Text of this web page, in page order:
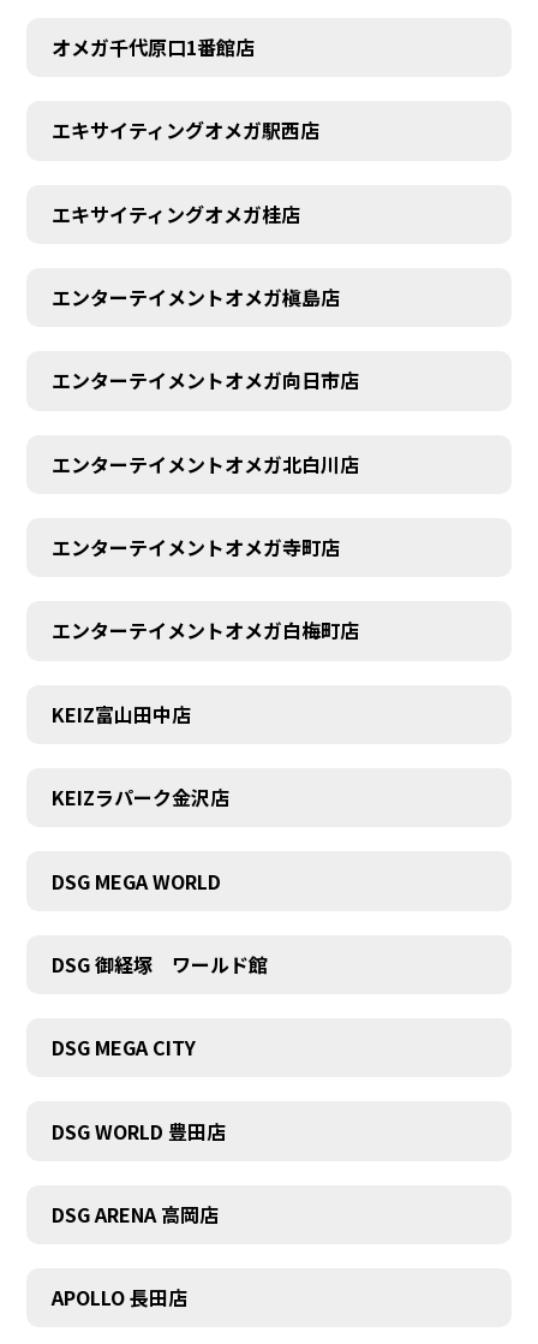
オメガ千代原口1番館店
エキサイティングオメガ駅西店
エキサイティングオメガ桂店
エンターテイメントオメガ槇島店
エンターテイメントオメガ向日市店
エンターテイメントオメガ北白川店
エンターテイメントオメガ寺町店
エンターテイメントオメガ白梅町店
KEIZ富山田中店
KEIZラパーク金沢店
DSG MEGA WORLD
DSG 御経塚 ワールド館
DSG MEGA CITY
DSG WORLD 豊田店
DSG ARENA 高岡店
APOLLO 長田店